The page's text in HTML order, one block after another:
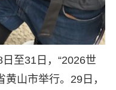
至31日，“2026世
黄山市举行。29日，